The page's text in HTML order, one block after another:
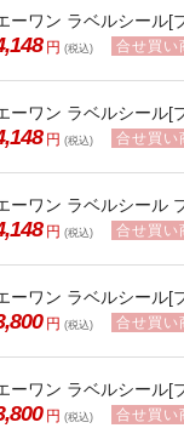
ーワン ラベルシール[
円 (税込) 合せ買い
ーワン ラベルシール[
円 (税込) 合せ買い
ーワン ラベルシール
円 (税込) 合せ買い
ーワン ラベルシール[
円 (税込) 合せ買い
ーワン ラベルシール[
円 (税込) 合せ買い